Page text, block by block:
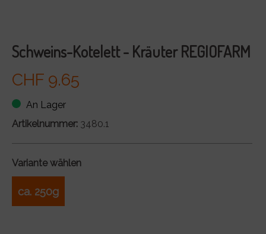
Schweins-Kotelett - Kräuter REGIOFARM
CHF 9.65
An Lager
Artikelnummer: 3480.1
Variante wählen
ca. 250g